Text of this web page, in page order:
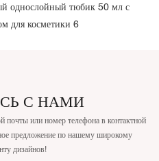
С НАМИ
почты или номер телефона в контактной
предложение по нашему широкому
дизайнов!